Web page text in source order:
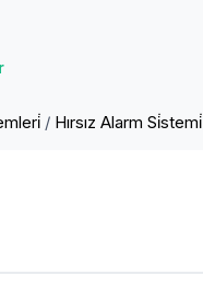
/ Hırsız Alarm Si̇stemi̇